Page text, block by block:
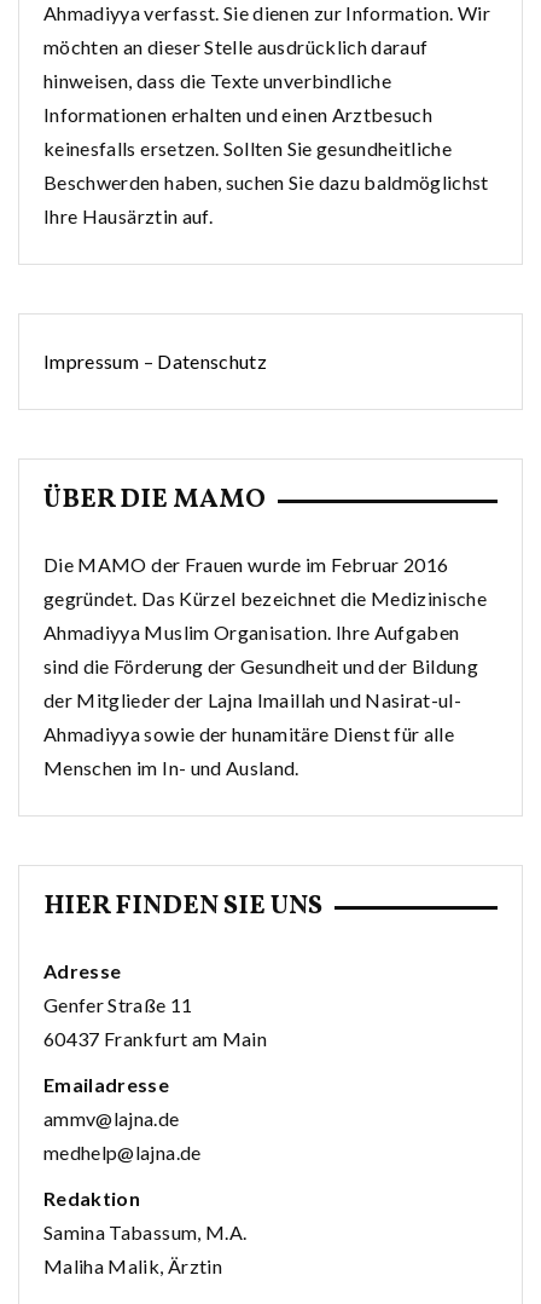
Ahmadiyya verfasst. Sie dienen zur Information. Wir
möchten an dieser Stelle ausdrücklich darauf
hinweisen, dass die Texte unverbindliche
Informationen erhalten und einen Arztbesuch
keinesfalls ersetzen. Sollten Sie gesundheitliche
Beschwerden haben, suchen Sie dazu baldmöglichst
Ihre Hausärztin auf.
Impressum – Datenschutz
ÜBER DIE MAMO
Die MAMO der Frauen wurde im Februar 2016
gegründet. Das Kürzel bezeichnet die Medizinische
Ahmadiyya Muslim Organisation. Ihre Aufgaben
sind die Förderung der Gesundheit und der Bildung
der Mitglieder der Lajna Imaillah und Nasirat-ul-
Ahmadiyya sowie der hunamitäre Dienst für alle
Menschen im In- und Ausland.
HIER FINDEN SIE UNS
Adresse
Genfer Straße 11
60437 Frankfurt am Main
Emailadresse
ammv@lajna.de
medhelp@lajna.de
Redaktion
Samina Tabassum, M.A.
Maliha Malik, Ärztin